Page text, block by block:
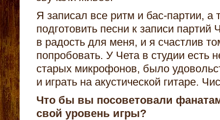
Я записал все ритм и бас-партии, а
подготовить песни к записи
в радость для меня, и я счастлив
попробовать. У Чета в студии есть
старых микрофонов, было
и играть на акустической гитаре.
Что бы вы посоветовали
свой уровень игры?